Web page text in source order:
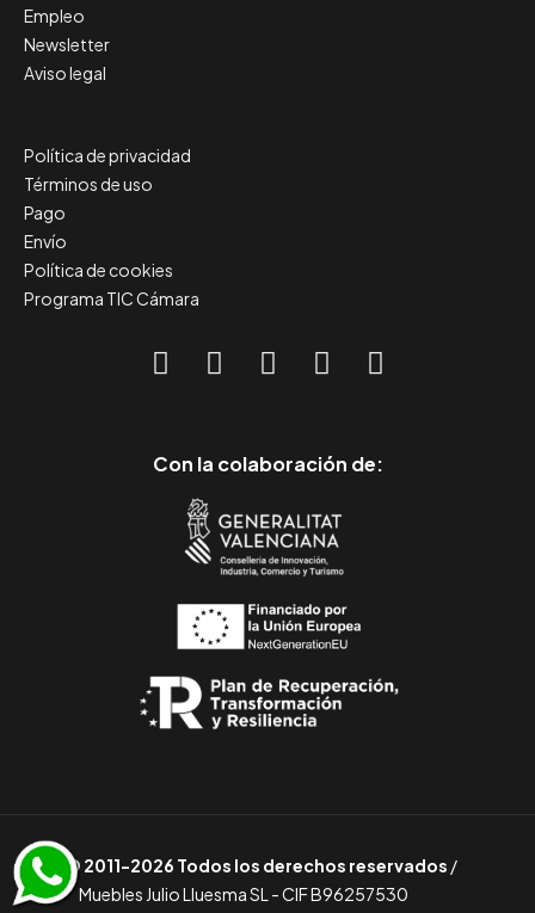
Empleo
Newsletter
Aviso legal
Política de privacidad
Términos de uso
Pago
Envío
Política de cookies
Programa TIC Cámara
Con la colaboración de:
© 2011-2026 Todos los derechos reservados /
Muebles Julio Lluesma SL - CIF B96257530